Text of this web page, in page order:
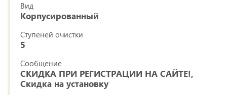
Вид
Корпусированный
Ступеней очистки
5
Сообщение
СКИДКА ПРИ РЕГИСТРАЦИИ НА САЙТЕ!,
Скидка на установку